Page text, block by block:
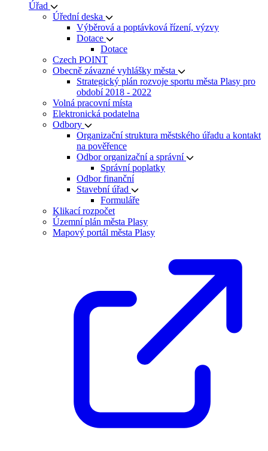
Úřad
Úřední deska
Výběrová a poptávková řízení, výzvy
Dotace
Dotace
Czech POINT
Obecně závazné vyhlášky města
Strategický plán rozvoje sportu města Plasy pro
období 2018 - 2022
Volná pracovní místa
Elektronická podatelna
Odbory
Organizační struktura městského úřadu a kontakt
na pověřence
Odbor organizační a správní
Správní poplatky
Odbor finanční
Stavební úřad
Formuláře
Klikací rozpočet
Územní plán města Plasy
Mapový portál města Plasy